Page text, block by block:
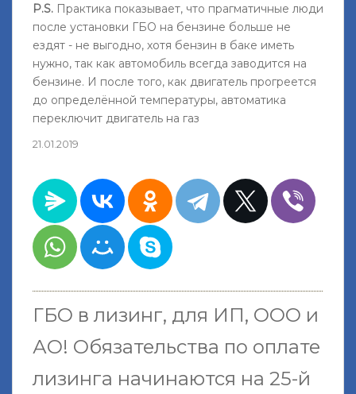
P.S. Практика показывает, что прагматичные люди
после установки ГБО на бензине больше не
ездят - не выгодно, хотя бензин в баке иметь
нужно, так как автомобиль всегда заводится на
бензине. И после того, как двигатель прогреется
до определённой температуры, автоматика
переключит двигатель на газ
21.01.2019
ГБО в лизинг, для ИП, ООО и
АО! Обязательства по оплате
лизинга начинаются на 25-й